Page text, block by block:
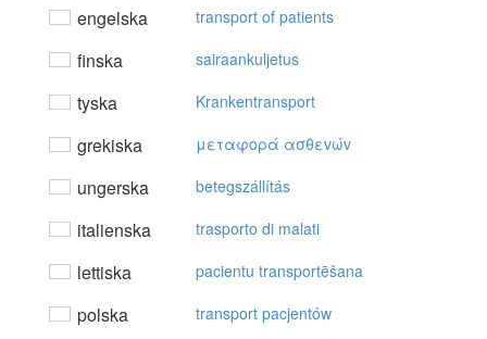
engelska transport of patients
finska sairaankuljetus
tyska Krankentransport
grekiska μεταφoρά ασθεvώv
ungerska betegszállítás
italienska trasporto di malati
lettiska pacientu transportēšana
polska transport pacjentów